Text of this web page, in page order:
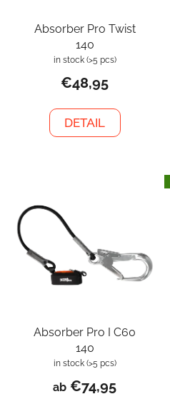
Absorber Pro Twist
140
in stock (>5 pcs)
€48,95
DETAIL
Absorber Pro I C60
140
in stock (>5 pcs)
ab €74,95